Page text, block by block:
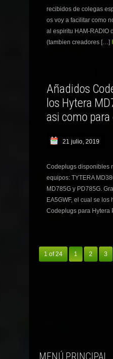
recibidos de colegas
os voy a facilitar como
al espiritu HAM-RADIO
(tambien creadores […]
Añadidos
los Hytera
asi como
21 julio, 2019
Codeplugs disponibles
equipos: TYTERA
MD785G y PD785G.
EA5GWF, el cual se
Codeplugs para Hytera
1 of 24 1 2 3